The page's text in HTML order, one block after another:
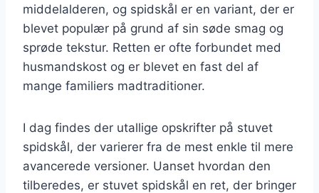
middelalderen, og spidskål er en variant, der er
blevet populær på grund af sin søde smag og
sprøde tekstur. Retten er ofte forbundet med
husmandskost og er blevet en fast del af
mange familiers madtraditioner.
I dag findes der utallige opskrifter på stuvet
spidskål, der varierer fra de mest enkle til mere
avancerede versioner. Uanset hvordan den
tilberedes, er stuvet spidskål en ret, der bringer